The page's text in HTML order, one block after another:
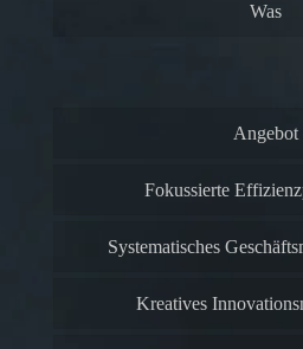
Was
Angebot
Fokussierte
Systematisches
Kreatives